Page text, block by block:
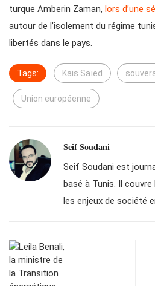
turque Amberin Zaman, lors d’une
autour de l’isolement du régime
libertés dans le pays.
Tags: Kais Saïed
Union européenne
Seif Soudani
Seif Soudani est
basé à Tunis. Il
les enjeux de société